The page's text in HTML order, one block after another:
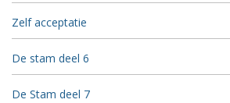
Zelf acceptatie
De stam deel 6
De Stam deel 7